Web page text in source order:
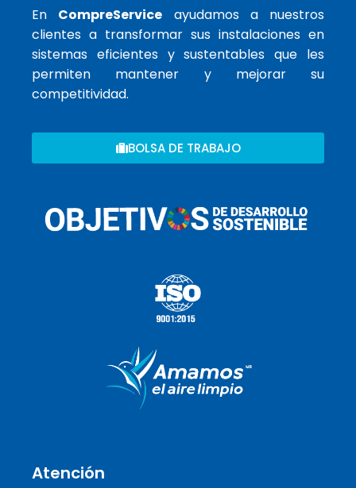
En CompreService ayudamos a nuestros
clientes a transformar sus instalaciones en
sistemas eficientes y sustentables que les
permiten mantener y mejorar su
competitividad.
BOLSA DE TRABAJO
Atención